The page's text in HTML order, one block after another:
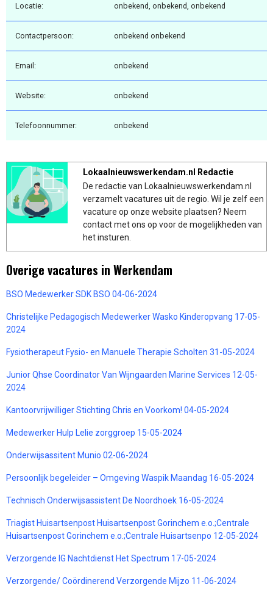
Locatie: onbekend, onbekend, onbekend
Contactpersoon: onbekend onbekend
Email: onbekend
Website: onbekend
Telefoonnummer: onbekend
Lokaalnieuwswerkendam.nl Redactie
De redactie van Lokaalnieuwswerkendam.nl
verzamelt vacatures uit de regio. Wil je zelf een
vacature op onze website plaatsen? Neem
contact met ons op voor de mogelijkheden van
het insturen.
Overige vacatures in Werkendam
BSO Medewerker SDK BSO 04-06-2024
Christelijke Pedagogisch Medewerker Wasko Kinderopvang 17-05-
2024
Fysiotherapeut Fysio- en Manuele Therapie Scholten 31-05-2024
Junior Qhse Coordinator Van Wijngaarden Marine Services 12-05-
2024
Kantoorvrijwilliger Stichting Chris en Voorkom! 04-05-2024
Medewerker Hulp Lelie zorggroep 15-05-2024
Onderwijsassitent Munio 02-06-2024
Persoonlijk begeleider – Omgeving Waspik Maandag 16-05-2024
Technisch Onderwijsassistent De Noordhoek 16-05-2024
Triagist Huisartsenpost Huisartsenpost Gorinchem e.o.;Centrale
Huisartsenpost Gorinchem e.o.;Centrale Huisartsenpo 12-05-2024
Verzorgende IG Nachtdienst Het Spectrum 17-05-2024
Verzorgende/ Coördinerend Verzorgende Mijzo 11-06-2024